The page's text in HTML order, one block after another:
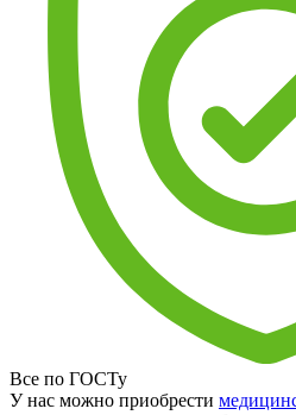
Все по ГОСТу
У нас можно приобрести